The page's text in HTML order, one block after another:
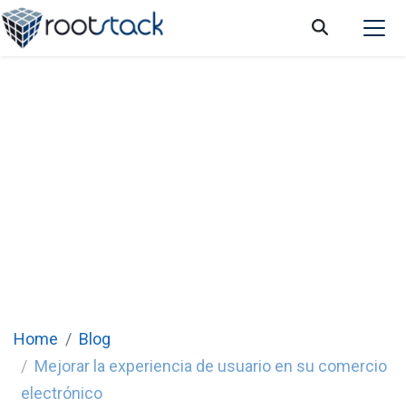
Home
Blog
Mejorar la experiencia de usuario en su comercio
electrónico